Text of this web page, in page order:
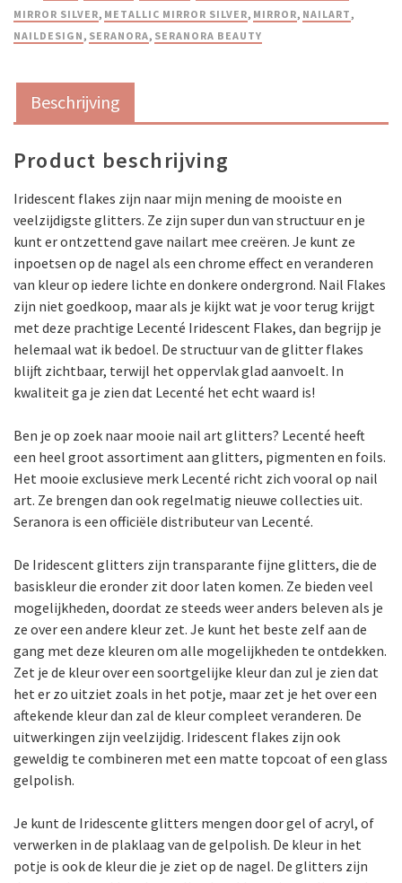
MIRROR SILVER, METALLIC MIRROR SILVER, MIRROR, NAILART,
NAILDESIGN, SERANORA, SERANORA BEAUTY
Beschrijving
Product beschrijving
Iridescent flakes zijn naar mijn mening de mooiste en
veelzijdigste glitters. Ze zijn super dun van structuur en je
kunt er ontzettend gave nailart mee creëren. Je kunt ze
inpoetsen op de nagel als een chrome effect en veranderen
van kleur op iedere lichte en donkere ondergrond. Nail Flakes
zijn niet goedkoop, maar als je kijkt wat je voor terug krijgt
met deze prachtige Lecenté Iridescent Flakes, dan begrijp je
helemaal wat ik bedoel. De structuur van de glitter flakes
blijft zichtbaar, terwijl het oppervlak glad aanvoelt. In
kwaliteit ga je zien dat Lecenté het echt waard is!
Ben je op zoek naar mooie nail art glitters? Lecenté heeft
een heel groot assortiment aan glitters, pigmenten en foils.
Het mooie exclusieve merk Lecenté richt zich vooral op nail
art. Ze brengen dan ook regelmatig nieuwe collecties uit.
Seranora is een officiële distributeur van Lecenté.
De Iridescent glitters zijn transparante fijne glitters, die de
basiskleur die eronder zit door laten komen. Ze bieden veel
mogelijkheden, doordat ze steeds weer anders beleven als je
ze over een andere kleur zet. Je kunt het beste zelf aan de
gang met deze kleuren om alle mogelijkheden te ontdekken.
Zet je de kleur over een soortgelijke kleur dan zul je zien dat
het er zo uitziet zoals in het potje, maar zet je het over een
aftekende kleur dan zal de kleur compleet veranderen. De
uitwerkingen zijn veelzijdig. Iridescent flakes zijn ook
geweldig te combineren met een matte topcoat of een glass
gelpolish.
Je kunt de Iridescente glitters mengen door gel of acryl, of
verwerken in de plaklaag van de gelpolish. De kleur in het
potje is ook de kleur die je ziet op de nagel. De glitters zijn